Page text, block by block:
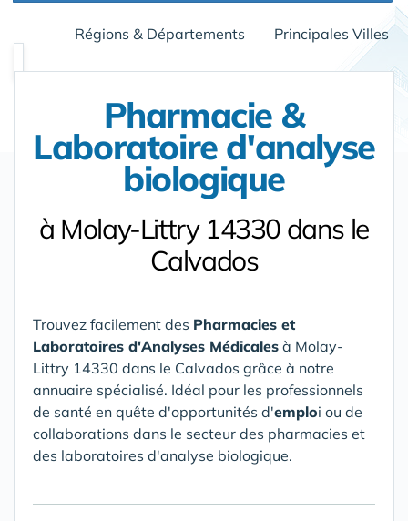
Régions & Départements Principales Villes
Pharmacie &
Laboratoire d'analyse
biologique
à Molay-Littry 14330 dans le
Calvados
Trouvez facilement des Pharmacies et
Laboratoires d'Analyses Médicales à Molay-
Littry 14330 dans le Calvados grâce à notre
annuaire spécialisé. Idéal pour les professionnels
de santé en quête d'opportunités d'emploi ou de
collaborations dans le secteur des pharmacies et
des laboratoires d'analyse biologique.